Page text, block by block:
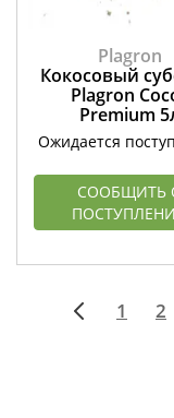
Plagron
Кокосовый
Plagron
Premium
Ожидается
СООБЩИТЬ
1 2